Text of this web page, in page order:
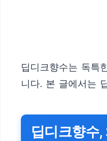
딥디크향수는 독특
니다. 본 글에서는
딥디크향수